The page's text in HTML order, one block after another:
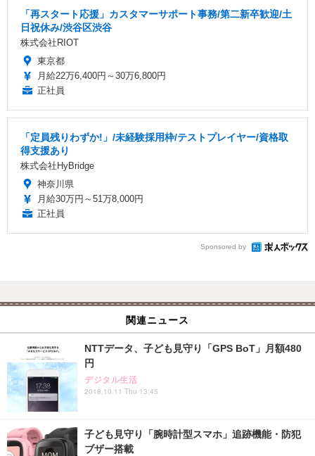
「再スタート応援」カスタマーサポート事務/第二新卒歓迎/土
日祝休み/渋谷区渋谷
株式会社RIOT
東京都
月給22万6,400円～30万6,800円
正社員
「定員残りわずか!」/未経験採用枠/テストプレイヤー/資格取
得支援あり
株式会社HyBridge
神奈川県
月給30万円～51万8,000円
正社員
Sponsored by
関連ニュース
NTTデータ、子ども見守り「GPS BoT」月額480
円
デジタル生活
2018.10.11 Thu 13:45
子ども見守り「腕時計型スマホ」追跡機能・防犯
ブザー搭載